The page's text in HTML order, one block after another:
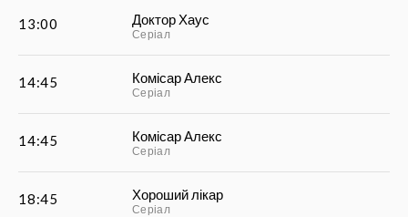
13:00 Доктор Хаус
Серіал
14:45 Комісар Алекс
Серіал
14:45 Комісар Алекс
Серіал
18:45 Хороший лікар
Серіал